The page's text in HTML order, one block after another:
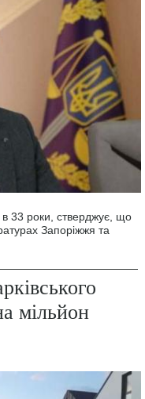
33 роки, стверджує, що
Запоріжжя та
мільйон